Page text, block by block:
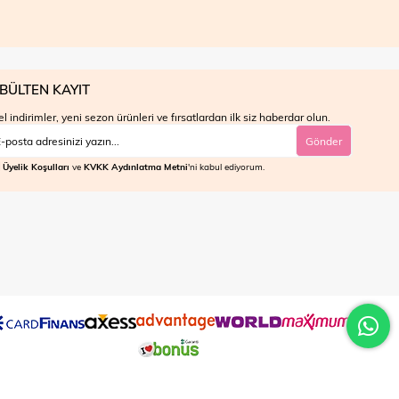
KAYIT
indirimler, yeni sezon ürünleri ve fırsatlardan ilk siz haberdar olun.
Gönder
Üyelik Koşulları ve KVKK Aydınlatma Metni'ni kabul ediyorum.